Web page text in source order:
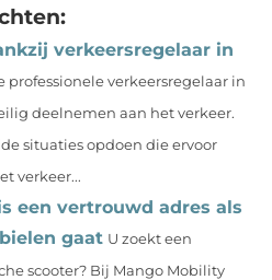
verkeersregelaar in
professionele verkeersregelaar in
deelnemen aan het verkeer.
situaties opdoen die ervoor
verkeer...
een vertrouwd adres als
gaat U zoekt een
scooter? Bij Mango Mobility